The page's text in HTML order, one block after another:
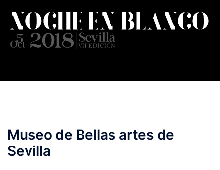
contenido
Museo de Bellas artes de
Sevilla